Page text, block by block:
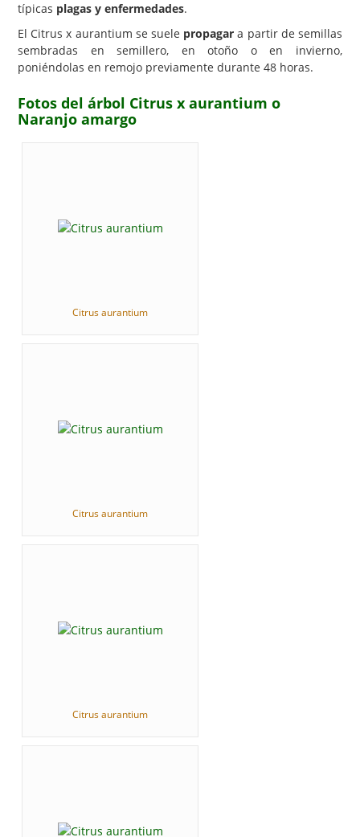
típicas plagas y enfermedades.
El Citrus x aurantium se suele propagar a partir de semillas
sembradas en semillero, en otoño o en invierno,
poniéndolas en remojo previamente durante 48 horas.
Fotos del árbol Citrus x aurantium o
Naranjo amargo
Citrus aurantium
Citrus aurantium
Citrus aurantium